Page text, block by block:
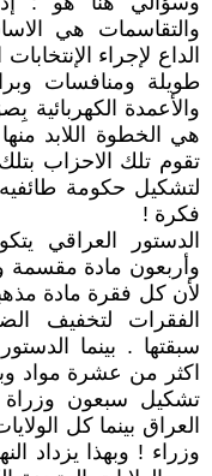
والتقاسمات هي
الداع لإجراء
طويلة ومنافسات
والأعمدة الكهربائية
هي الخطوة اللابد
تقوم تلك الاحزاب
لتشكيل حكومة
فكرة !
الدستور العراقي
وأربعون مادة مقسمة
لأن كل فقرة مادة
الفقرات لتخفيف
سبقتها . بينما
اكثر من عشرة مواد
تشكيل سبعون وزراة
العراق بينما كل
وزراء ! وبهذا يزداد